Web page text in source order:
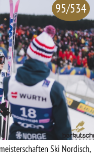
95/534
Ski Nordisch,